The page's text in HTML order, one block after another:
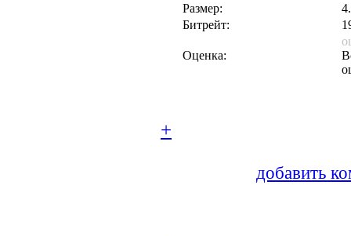
Размер:
Битрейт:
Оценка:
+
добавить